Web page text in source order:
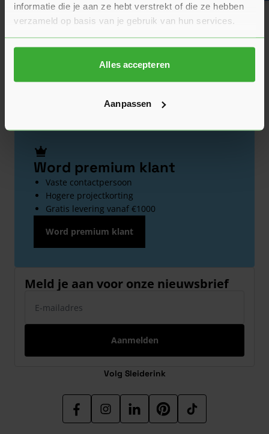
informatie die je aan ze hebt verstrekt of die ze hebben
verzameld op basis van je gebruik van hun services.
Alles accepteren
Aanpassen
Klantenservice
Voorwaarden
Locaties
Word premium klant
Vaste contactpersoon
Hogere projectkorting
Gratis levering vanaf €1000
Word premium klant
Meld je aan voor onze nieuwsbrief
Aanmelden
Volg Sleiderink